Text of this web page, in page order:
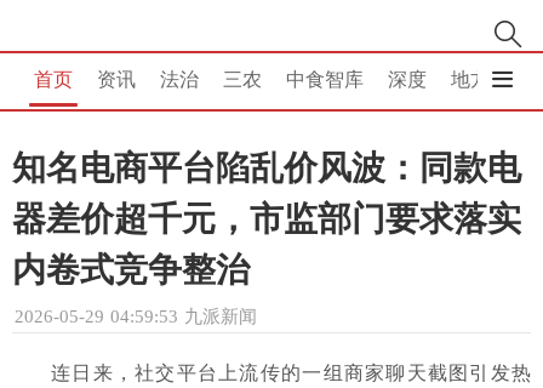
首页 资讯 法治 三农 中食智库 深度 地方
知名电商平台陷乱价风波：同款电
器差价超千元，市监部门要求落实
内卷式竞争整治
2026-05-29 04:59:53 九派新闻
连日来，社交平台上流传的一组商家聊天截图引发热